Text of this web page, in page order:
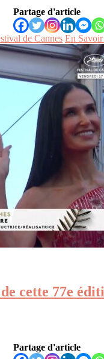
Partage d'article
de Cannes En
cette 77e
Partage d'article